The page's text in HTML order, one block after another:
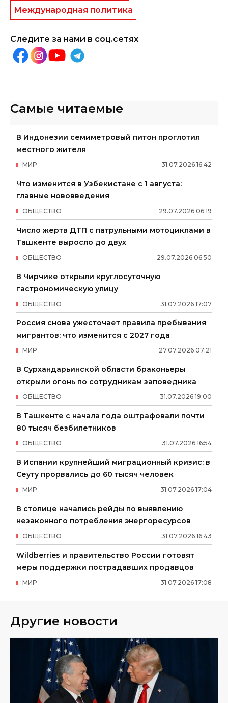
Международная политика
Следите за нами в соц.сетях
Самые читаемые
В Индонезии семиметровый питон проглотил
местного жителя
31.07.2026 16:42
МИР
Что изменится в Узбекистане с 1 августа:
главные нововведения
29.07.2026 06:19
ОБЩЕСТВО
Число жертв ДТП с патрульными мотоциклами в
Ташкенте выросло до двух
29.07.2026 06:50
ОБЩЕСТВО
В Чирчике открыли круглосуточную
гастрономическую улицу
31.07.2026 17:07
ОБЩЕСТВО
Россия снова ужесточает правила пребывания
мигрантов: что изменится с 2027 года
27.07.2026 07:21
МИР
В Сурхандарьинской области браконьеры
открыли огонь по сотрудникам заповедника
31.07.2026 19:00
ОБЩЕСТВО
В Ташкенте с начала года оштрафовали почти
80 тысяч безбилетников
31.07.2026 16:54
ОБЩЕСТВО
В Испании крупнейший миграционный кризис: в
Сеуту прорвались до 60 тысяч человек
31.07.2026 17:04
МИР
В столице начались рейды по выявлению
незаконного потребления энергоресурсов
31.07.2026 16:43
ОБЩЕСТВО
Wildberries и правительство России готовят
меры поддержки пострадавших продавцов
31.07.2026 17:08
МИР
Другие новости